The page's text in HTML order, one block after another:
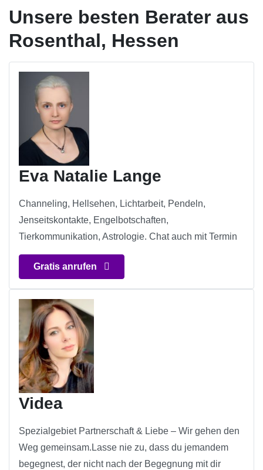
Unsere besten Berater aus
Rosenthal, Hessen
Eva Natalie Lange
Channeling, Hellsehen, Lichtarbeit, Pendeln,
Jenseitskontakte, Engelbotschaften,
Tierkommunikation, Astrologie. Chat auch mit Termin
Gratis anrufen
Videa
Spezialgebiet Partnerschaft & Liebe – Wir gehen den
Weg gemeinsam.Lasse nie zu, dass du jemandem
begegnest, der nicht nach der Begegnung mit dir